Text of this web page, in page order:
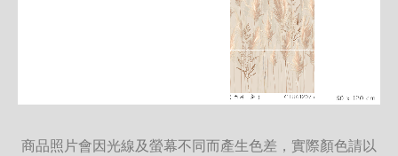
商品照片會因光線及螢幕不同而產生色差，實際顏色請以